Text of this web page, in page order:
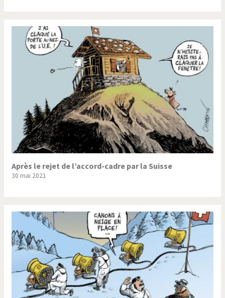
Après le rejet de l’accord-cadre par la Suisse
30 mai 2021